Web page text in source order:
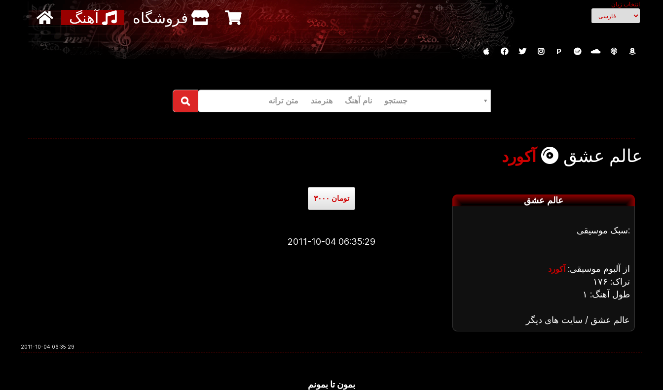
انتخاب زبان
آهنگ فروشگاه
P
جستجو نام آهنگ هنرمند متن ترانه
عالم عشق آکورد
۳۰۰۰ تومان
2011-10-04 06:35:29
عالم عشق
سبک موسیقی:
از آلبوم موسیقی: آکورد
تراک: ۱۷۶
طول آهنگ: ۱
عالم عشق / سایت های دیگر
2011-10-04 06:35:29
بمون تا بمونم